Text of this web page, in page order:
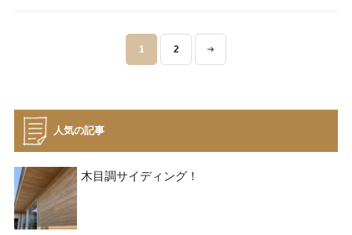
ビ
ゲ
ー
シ
ョ
ン
1 2
人気の記事
木目調サイディング！